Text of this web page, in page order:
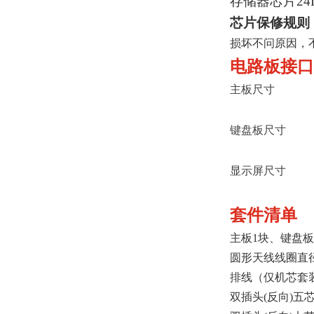
芯片保修规则
损坏不问原因，
电路板接
主板尺寸
键盘板尺寸
显示屏尺寸
套件清单
主板1块、键盘
圆形天线线圈直
排线（仅机芯套
双插头(反向)五